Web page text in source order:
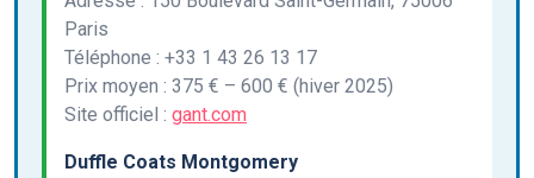
Paris
Téléphone : +33 1 43 26 13 17
Prix moyen : 375 € – 600 € (hiver 2025)
Site officiel : gant.com
Duffle Coats Montgomery